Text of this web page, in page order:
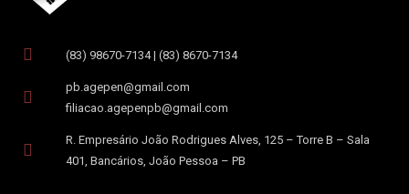
(83) 98670-7134 | (83) 8670-7134
pb.agepen@gmail.com
filiacao.agepenpb@gmail.com
R. Empresário João Rodrigues Alves, 125 – Torre B – Sala
401, Bancários, João Pessoa – PB